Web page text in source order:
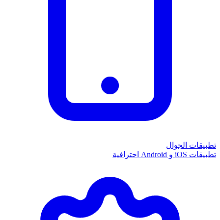
تطبيقات الجوال
تطبيقات iOS و Android احترافية